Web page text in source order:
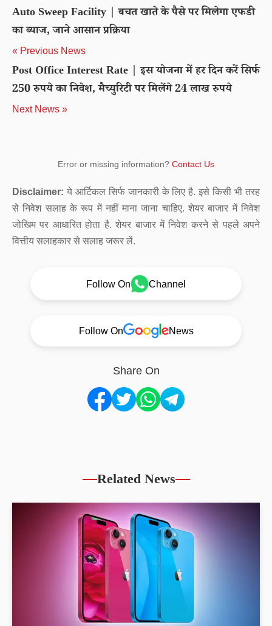
Auto Sweep Facility | बचत खाते के पैसे पर मिलेगा एफडी
का ब्याज, जाने आसान प्रक्रिया
« Previous News
Post Office Interest Rate | इस योजना में हर दिन करें सिर्फ
250 रुपये का निवेश, मैच्युरिटी पर मिलेंगे 24 लाख रुपये
Next News »
Error or missing information? Contact Us
Disclaimer: ये आर्टिकल सिर्फ जानकारी के लिए है. इसे किसी भी तरह
से निवेश सलाह के रूप में नहीं माना जाना चाहिए. शेयर बाजार में निवेश
जोखिम पर आधारित होता है. शेयर बाजार में निवेश करने से पहले अपने
वित्तीय सलाहकार से सलाह जरूर लें.
Follow On Channel
Follow On News
Share On
Related News